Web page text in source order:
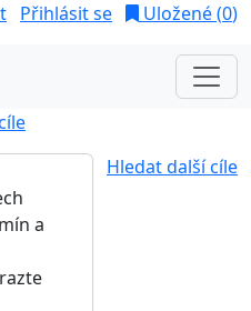
Přihlásit se Uložené (0)
Hledat další cíle
a